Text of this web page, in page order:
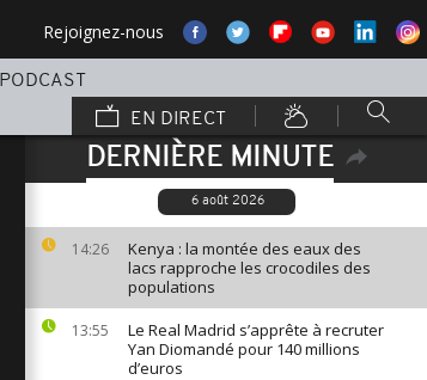
Rejoignez-nous
PODCAST
EN DIRECT
DERNIÈRE MINUTE
6 août 2026
14:26
Kenya : la montée des eaux des
lacs rapproche les crocodiles des
populations
13:55
Le Real Madrid s’apprête à recruter
Yan Diomandé pour 140 millions
d’euros